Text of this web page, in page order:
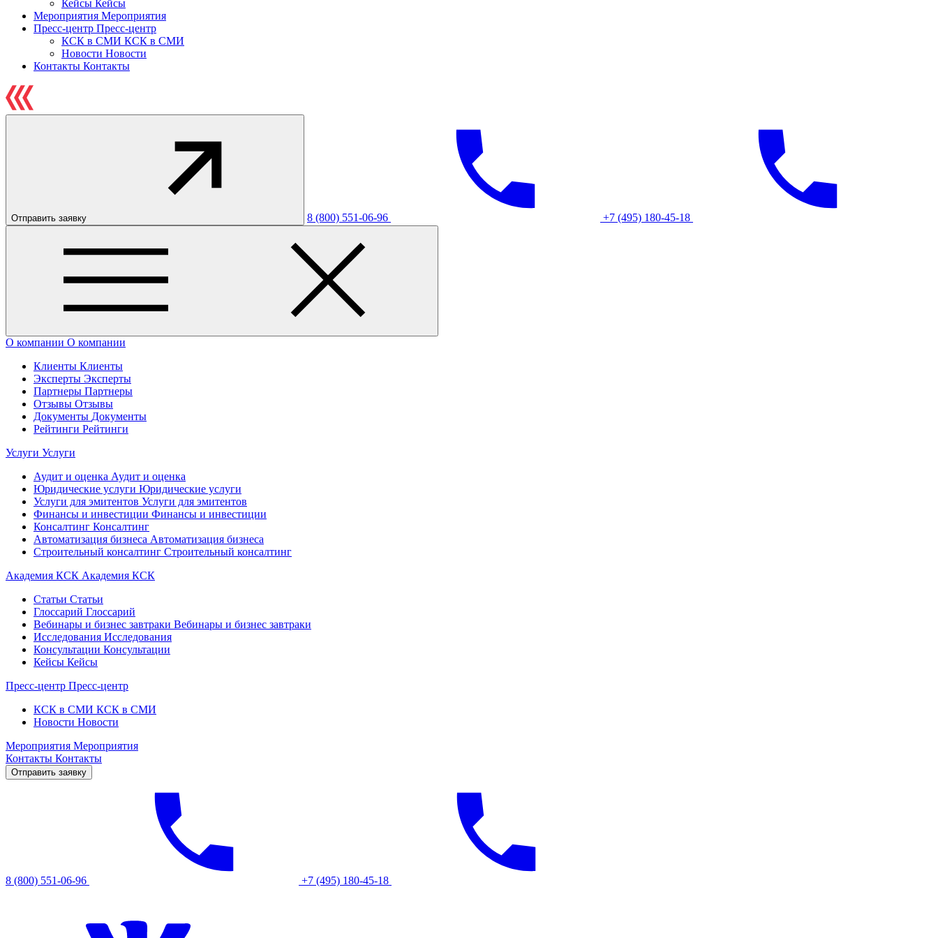
Кейсы Кейсы
Мероприятия Мероприятия
Пресс-центр Пресс-центр
КСК в СМИ КСК в СМИ
Новости Новости
Контакты Контакты
Отправить заявку 8 (800) 551-06-96 +7 (495) 180-45-18
О компании О компании
Клиенты Клиенты
Эксперты Эксперты
Партнеры Партнеры
Отзывы Отзывы
Документы Документы
Рейтинги Рейтинги
Услуги Услуги
Аудит и оценка Аудит и оценка
Юридические услуги Юридические услуги
Услуги для эмитентов Услуги для эмитентов
Финансы и инвестиции Финансы и инвестиции
Консалтинг Консалтинг
Автоматизация бизнеса Автоматизация бизнеса
Строительный консалтинг Строительный консалтинг
Академия КСК Академия КСК
Статьи Статьи
Глоссарий Глоссарий
Вебинары и бизнес завтраки Вебинары и бизнес завтраки
Исследования Исследования
Консультации Консультации
Кейсы Кейсы
Пресс-центр Пресс-центр
КСК в СМИ КСК в СМИ
Новости Новости
Мероприятия Мероприятия
Контакты Контакты
Отправить заявку
8 (800) 551-06-96 +7 (495) 180-45-18